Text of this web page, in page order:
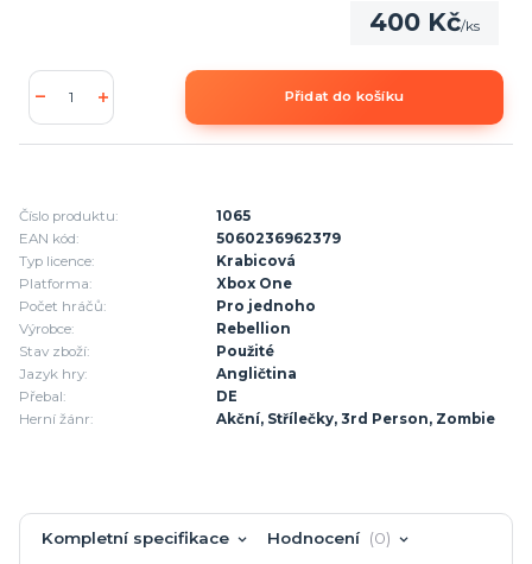
400 Kč/ks
Přidat do košíku
Číslo produktu:
1065
EAN kód:
5060236962379
Typ licence:
Krabicová
Platforma:
Xbox One
Počet hráčů:
Pro jednoho
Výrobce:
Rebellion
Stav zboží:
Použité
Jazyk hry:
Angličtina
Přebal:
DE
Herní žánr:
Akční, Střílečky, 3rd Person, Zombie
Kompletní specifikace Hodnocení 0